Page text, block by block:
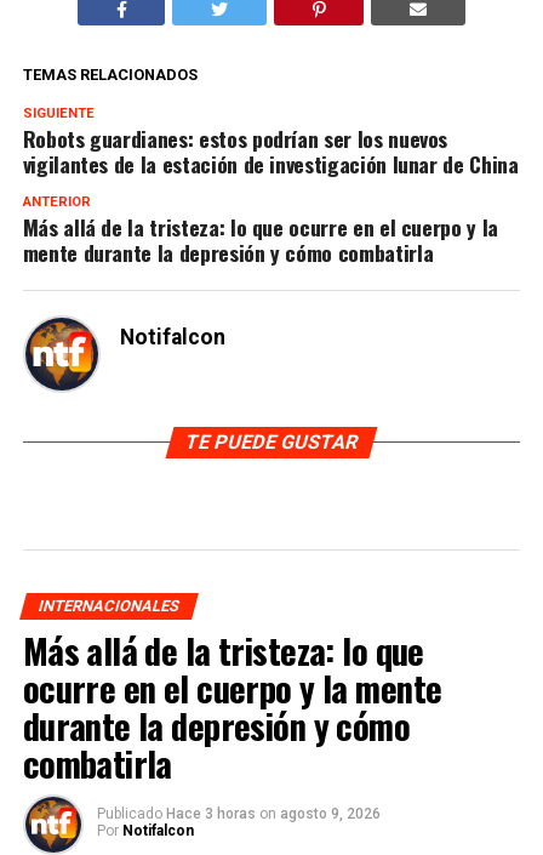
TEMAS RELACIONADOS
SIGUIENTE
Robots guardianes: estos podrían ser los nuevos
vigilantes de la estación de investigación lunar de China
ANTERIOR
Más allá de la tristeza: lo que ocurre en el cuerpo y la
mente durante la depresión y cómo combatirla
Notifalcon
TE PUEDE GUSTAR
INTERNACIONALES
Más allá de la tristeza: lo que
ocurre en el cuerpo y la mente
durante la depresión y cómo
combatirla
Publicado Hace 3 horas on agosto 9, 2026
Por Notifalcon